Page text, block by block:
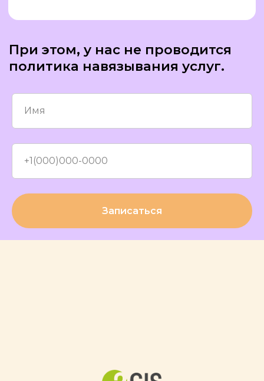
Записаться
А также
по записи на услугу!
запишитесь в окно ниже и мы запишем
вас в срочном порядке.